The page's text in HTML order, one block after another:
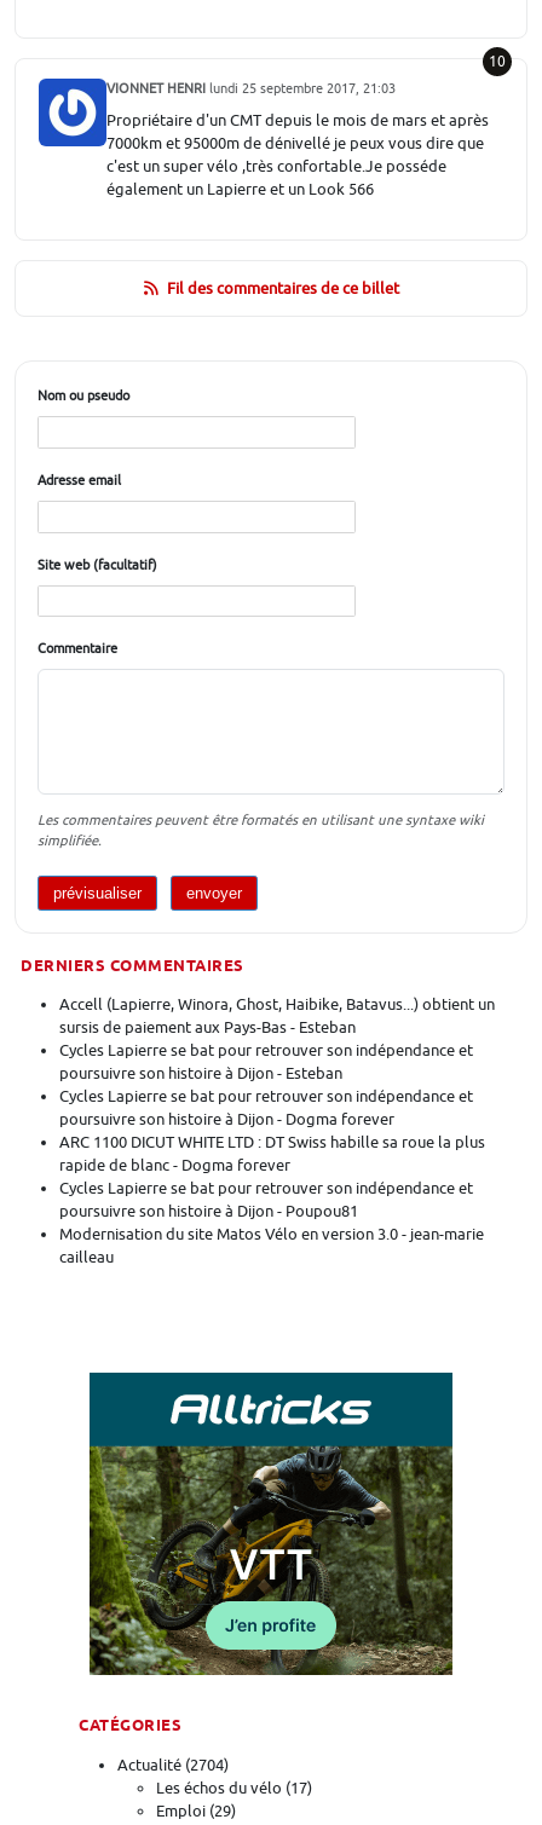
10
VIONNET HENRI lundi 25 septembre 2017, 21:03
Propriétaire d'un CMT depuis le mois de mars et après
7000km et 95000m de dénivellé je peux vous dire que
c'est un super vélo ,très confortable.Je posséde
également un Lapierre et un Look 566
Fil des commentaires de ce billet
Nom ou pseudo
Adresse email
Site web (facultatif)
Commentaire
Les commentaires peuvent être formatés en utilisant une syntaxe wiki
simplifiée.
DERNIERS COMMENTAIRES
Accell (Lapierre, Winora, Ghost, Haibike, Batavus...) obtient un
sursis de paiement aux Pays-Bas - Esteban
Cycles Lapierre se bat pour retrouver son indépendance et
poursuivre son histoire à Dijon - Esteban
Cycles Lapierre se bat pour retrouver son indépendance et
poursuivre son histoire à Dijon - Dogma forever
ARC 1100 DICUT WHITE LTD : DT Swiss habille sa roue la plus
rapide de blanc - Dogma forever
Cycles Lapierre se bat pour retrouver son indépendance et
poursuivre son histoire à Dijon - Poupou81
Modernisation du site Matos Vélo en version 3.0 - jean-marie
cailleau
CATÉGORIES
Actualité (2704)
Les échos du vélo (17)
Emploi (29)